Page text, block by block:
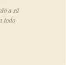
a sã
todo